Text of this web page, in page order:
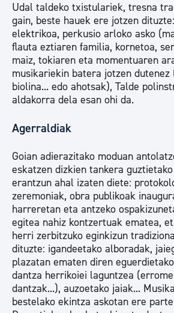
Udal taldeko txistulariek, tresna
gain, beste hauek ere jotzen
elektrikoa, perkusio arloko asko
flauta eztiaren familia, kornetoa,
maiz, tokiaren eta momentuaren
musikariekin batera jotzen
biolina... edo ahotsak), Talde
aldakorra dela esan ohi da.
Agerraldiak
Goian adierazitako moduan
eskatzen dizkien tankera
erantzun ahal izaten diete:
zeremoniak, obra publikoak
harreretan eta antzeko
egitea nahiz kontzertuak ematea,
herri zerbitzuko eginkizun
dituzte: igandeetako alboradak,
plazatan ematen diren
dantza herrikoiei laguntzea
dantzak...), auzoetako jaiak...
bestelako ekintza askotan ere